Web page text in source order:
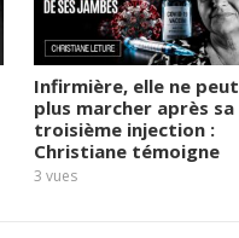
Infirmière, elle ne peut
plus marcher après sa
troisième injection :
Christiane témoigne
3 vues